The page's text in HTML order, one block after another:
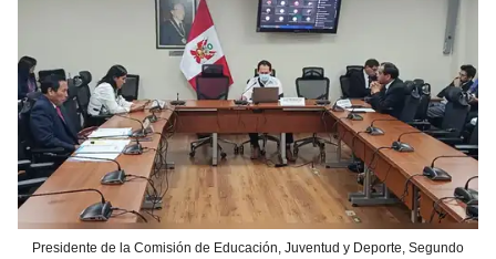
Presidente de la Comisión de Educación, Juventud y Deporte, Segundo